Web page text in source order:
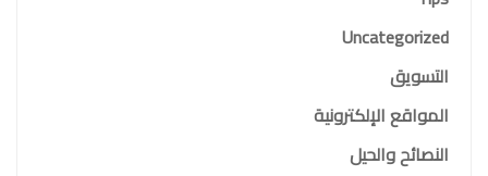
Uncategorized
التسويق
المواقع الإلكترونية
النصائح والحيل